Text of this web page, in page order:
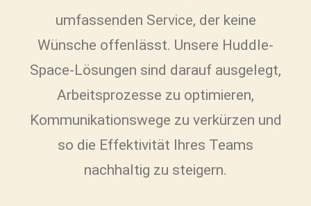
umfassenden Service, der keine
Wünsche offenlässt. Unsere Huddle-
Space-Lösungen sind darauf ausgelegt,
Arbeitsprozesse zu optimieren,
Kommunikationswege zu verkürzen und
so die Effektivität Ihres Teams
nachhaltig zu steigern.